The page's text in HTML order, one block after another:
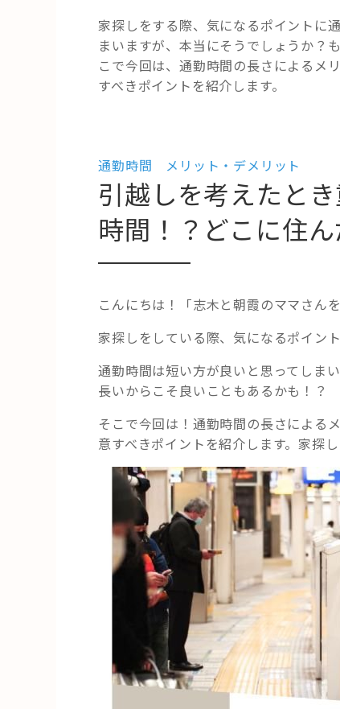
家探しをする際、気になるポイントに
まいますが、本当にそうでしょうか？
こで今回は、通勤時間の長さによるメ
すべきポイントを紹介します。
通勤時間 メリット・デメリット
引越しを考えたと
時間！？どこに住
こんにちは！「志木と朝霞のママさん
家探しをしている際、気になるポイン
通勤時間は短い方が良いと思ってしま
長いからこそ良いこともあるかも！？
そこで今回は！通勤時間の長さによる
意すべきポイントを紹介します。家探